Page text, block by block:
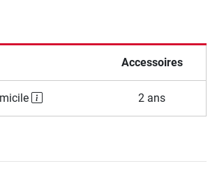
Accessoires
2 ans